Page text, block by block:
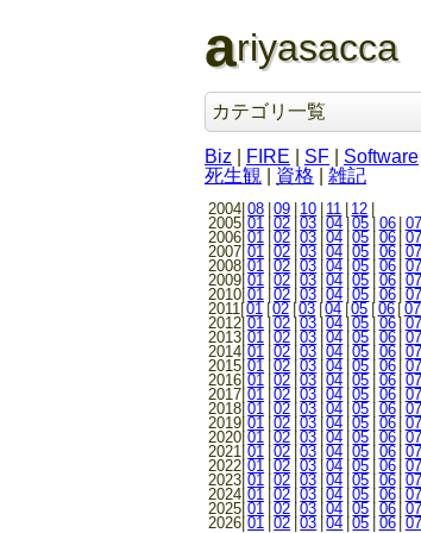
ariyasacca
カテゴリ一覧
Biz FIRE SF Software
死生観
資格 雑記
2004| 08 09 10 11 12
2005|01 |02 |03 |04 | 05 | 06 07
2006|01 |02 |03 |04 |05 | 06 | 07
2007|01 |02 |03 |04 |05 | 06 | 07
2008|01 |02 |03 |04 |05 | 06 | 07
2009|01 |02 |03 |04 |05 | 06 | 07
2010|01 |02 |03 |04 |05 | 06 | 07
2011|01 |02 |03 |04 |05 |06 |07
2012| 01 | 02 | 03 | 04 | 05 | 06| 07
2013|01 |02 |03 |04 |05 | 06 | 07
2014|01 |02 |03 |04 |05 | 06 | 07
2015|01 |02 |03 |04 |05 | 06 | 07
2016|01 |02 |03 |04 |05 | 06 | 07
2017|01 |02 |03 |04 |05 | 06 | 07
2018|01 |02 |03 |04 |05 | 06 | 07
2019|01 |02 |03 |04 |05 | 06 | 07
2020|01 |02 |03 |04 |05 | 06 | 07
2021|01 |02 |03 |04 |05 | 06 | 07
2022|01 |02 |03 |04 |05 | 06 | 07
2023|01 |02 |03 |04 |05 | 06 | 07
2024|01 |02 |03 |04 |05 | 06 | 07
2025|01 |02 |03 |04 |05 | 06 | 07
2026|01 |02 |03 |04 |05 | 06 | 07